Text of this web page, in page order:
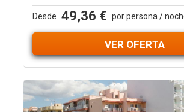
Desde 49,36 € por persona /
VER OFERTA